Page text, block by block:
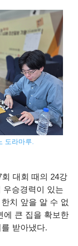
도라마루.
대회 때의 24강
우승경력이 있는
치 앞을 알 수 없
에 큰 집을 확보한
받아냈다.